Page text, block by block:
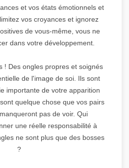
et vos états émotionnels et
vos croyances et ignorez
de vous-même, vous ne
dans votre développement.
! Des ongles propres et soignés
de l'image de soi. Ils sont
importante de votre apparition
quelque chose que vos pairs
pas de voir. Qui
une réelle responsabilité à
ne sont plus que des bosses
?